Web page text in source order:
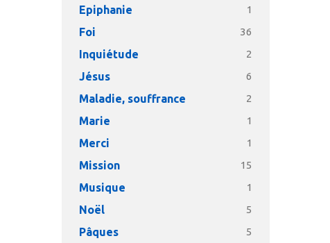
Epiphanie 1
Foi 36
Inquiétude 2
Jésus 6
Maladie, souffrance 2
Marie 1
Merci 1
Mission 15
Musique 1
Noël 5
Pâques 5